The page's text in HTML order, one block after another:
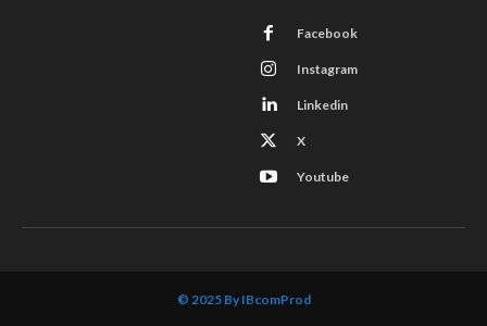
Facebook
Instagram
Linkedin
X
Youtube
© 2025 By IBcomProd